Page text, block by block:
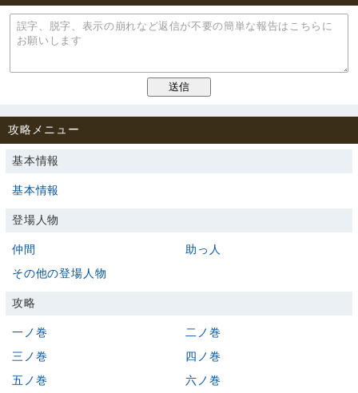
攻略メニュー
基本情報
基本情報
登場人物
仲間
助っ人
その他の登場人物
攻略
一ノ巻
二ノ巻
三ノ巻
四ノ巻
五ノ巻
六ノ巻